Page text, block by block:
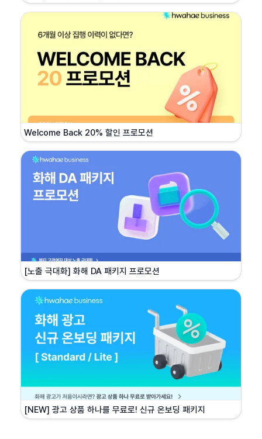
Welcome Back 20% 할인 프로모션
[노출 극대화] 화해 DA 패키지 프로모션
[NEW] 광고 상품 하나를 무료로! 신규 온보딩 패키지